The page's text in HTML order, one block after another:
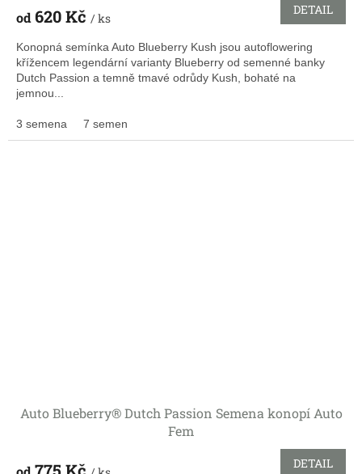
od 620 Kč / ks
DETAIL
Konopná semínka Auto Blueberry Kush jsou autoflowering
křížencem legendární varianty Blueberry od semenné banky
Dutch Passion a temně tmavé odrůdy Kush, bohaté na
jemnou...
3 semena 7 semen
Auto Blueberry® Dutch Passion Semena konopí Auto
Fem
DETAIL